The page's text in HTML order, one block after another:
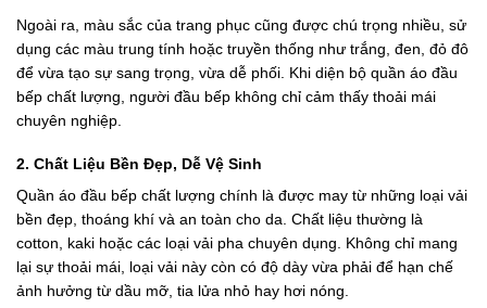
Ngoài ra, màu sắc của trang phục cũng được chú trọng nhiều, sử
dụng các màu trung tính hoặc truyền thống như trắng, đen, đỏ đô
để vừa tạo sự sang trọng, vừa dễ phối. Khi diện bộ quần áo đầu
bếp chất lượng, người đầu bếp không chỉ cảm thấy thoải mái
chuyên nghiệp.
2. Chất Liệu Bền Đẹp, Dễ Vệ Sinh
Quần áo đầu bếp chất lượng chính là được may từ những loại vải
bền đẹp, thoáng khí và an toàn cho da. Chất liệu thường là
cotton, kaki hoặc các loại vải pha chuyên dụng. Không chỉ mang
lại sự thoải mái, loại vải này còn có độ dày vừa phải để hạn chế
ảnh hưởng từ dầu mỡ, tia lửa nhỏ hay hơi nóng.